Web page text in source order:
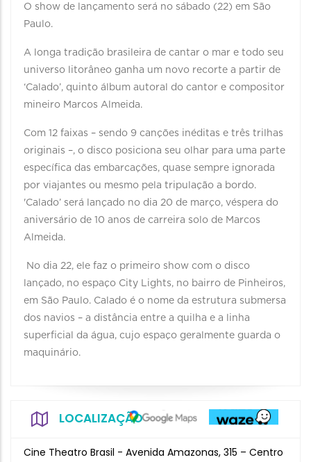
O show de lançamento será no sábado (22) em São
Paulo.
A longa tradição brasileira de cantar o mar e todo seu
universo litorâneo ganha um novo recorte a partir de
‘Calado’, quinto álbum autoral do cantor e compositor
mineiro Marcos Almeida.
Com 12 faixas – sendo 9 canções inéditas e três trilhas
originais –, o disco posiciona seu olhar para uma parte
específica das embarcações, quase sempre ignorada
por viajantes ou mesmo pela tripulação a bordo.
'Calado’ será lançado no dia 20 de março, véspera do
aniversário de 10 anos de carreira solo de Marcos
Almeida.
No dia 22, ele faz o primeiro show com o disco
lançado, no espaço City Lights, no bairro de Pinheiros,
em São Paulo. Calado é o nome da estrutura submersa
dos navios – a distância entre a quilha e a linha
superficial da água, cujo espaço geralmente guarda o
maquinário.
LOCALIZAÇÃO
Cine Theatro Brasil - Avenida Amazonas, 315 – Centro